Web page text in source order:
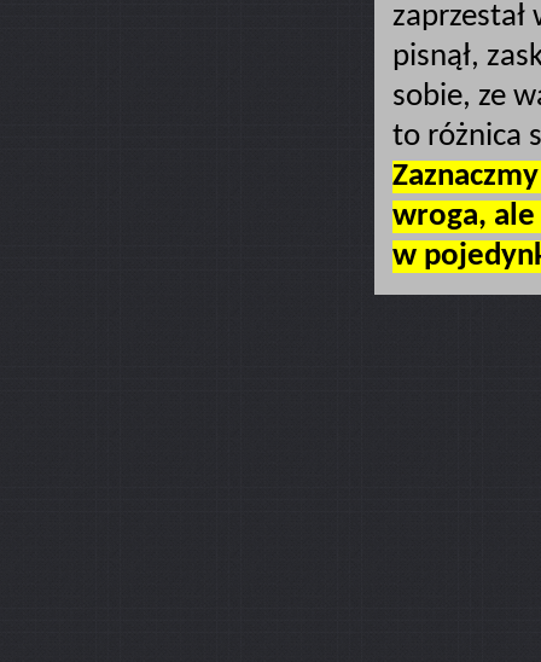
pisnął,
sobie, ze
to różnica
wroga, ale
w